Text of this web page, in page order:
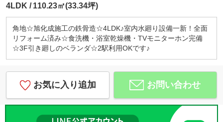
4LDK 110.23㎡(33.34坪)
角地☆旭化成施工の鉄骨造☆4LDK♪室内水廻り設備一新！全面
リフォーム済み☆食洗機・浴室乾燥機・TVモニターホン完備
☆3F引き廻しのベランダ☆2駅利用OKです♪
お気に入り追加 お問い合わせ